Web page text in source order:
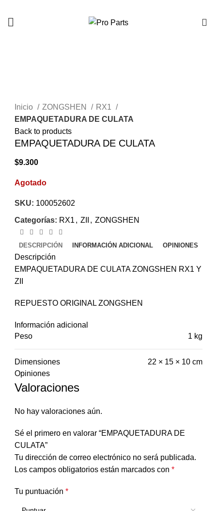
Inicio
ZONGSHEN
RX1
EMPAQUETADURA DE CULATA
Back to products
EMPAQUETADURA DE CULATA
$9.300
Agotado
SKU: 100052602
Categorías: RX1 , ZII , ZONGSHEN
DESCRIPCIÓN INFORMACIÓN ADICIONAL OPINIONES
Descripción
EMPAQUETADURA DE CULATA ZONGSHEN RX1 Y
ZII
REPUESTO ORIGINAL ZONGSHEN
Información adicional
Peso
1 kg
Dimensiones
22 × 15 × 10 cm
Opiniones
Valoraciones
No hay valoraciones aún.
Sé el primero en valorar “EMPAQUETADURA DE
CULATA”
Tu dirección de correo electrónico no será publicada.
Los campos obligatorios están marcados con *
Tu puntuación *